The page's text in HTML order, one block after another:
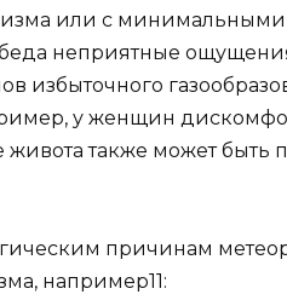
или с минимальными
неприятные
избыточного
у женщин
также может быть
причинам
например11: